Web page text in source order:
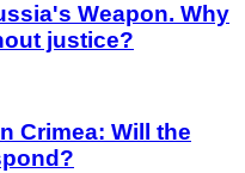
Weapon. Why
justice?
Crimea: Will the